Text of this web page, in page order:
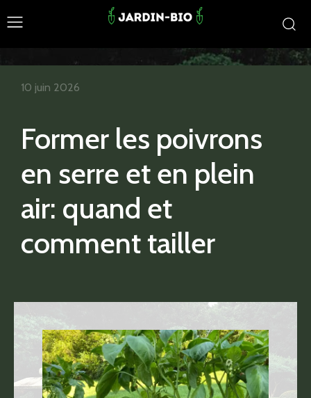
Former les poivrons
en serre et en plein
air: quand et
comment tailler
10 juin 2026